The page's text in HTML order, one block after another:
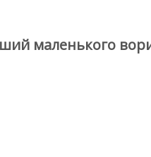
маленького